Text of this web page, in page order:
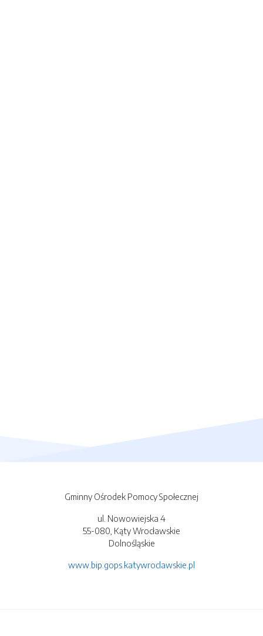
Gminny Ośrodek Pomocy Społecznej
ul. Nowowiejska 4
55-080, Kąty Wrocławskie
Dolnośląskie
www.bip.gops.katywroclawskie.pl